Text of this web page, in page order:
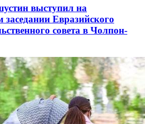
выступил на
Евразийского
совета в Чолпон-